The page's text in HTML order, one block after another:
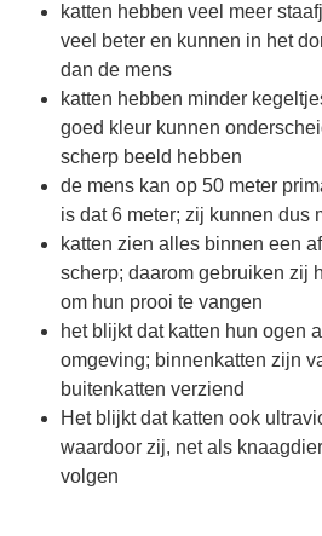
katten hebben veel meer
veel beter en kunnen in het
dan de mens
katten hebben minder
goed kleur kunnen
scherp beeld hebben
de mens kan op 50 meter
is dat 6 meter; zij kunnen dus
katten zien alles binnen een
scherp; daarom gebruiken zij
om hun prooi te vangen
het blijkt dat katten hun ogen
omgeving; binnenkatten zijn
buitenkatten verziend
Het blijkt dat katten ook
waardoor zij, net als
volgen